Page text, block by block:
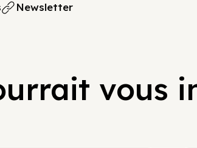
Newsletter
vous